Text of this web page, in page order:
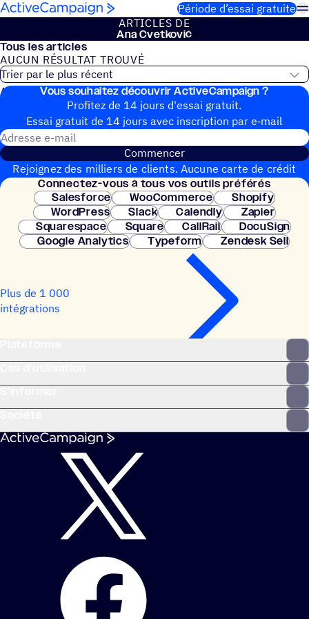
Passer au contenu
Période d’essai gratuite
ARTICLES DE
Ana Cvet­ko­vić
Tous les articles
AUCUN RÉSUL­TAT TROUVÉ
Aucun article de blog trouvé
Vous souhai­tez découvrir ActiveCampaign ?
Profitez de 14 jours d'essai gratuit.
Essai gratuit de 14 jours avec inscrip­tion par e‑mail
Commencer
Rejoignez des milliers de clients. Aucune carte de crédit
nécessaire. Configuration instantanée.
Connec­tez-vous à tous vos outils préférés
Salesforce
WooCommerce
Shopify
WordPress
Slack Calendly
Zapier
Squarespace
Square CallRail
DocuSign
Google Analytics
Typeform Zendesk Sell
Plus de 1 000
intégrations